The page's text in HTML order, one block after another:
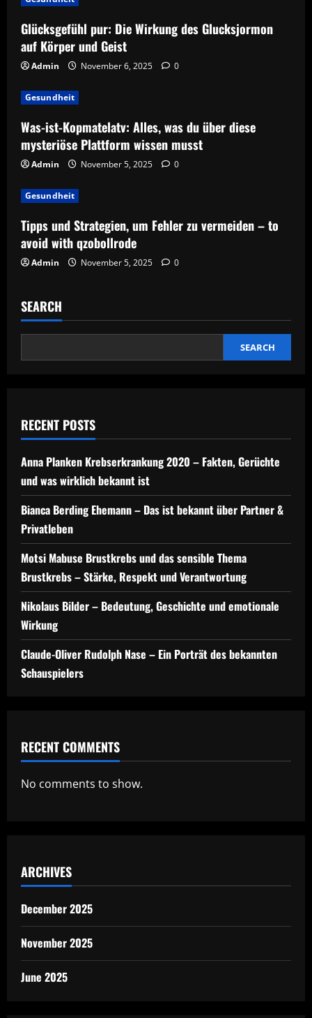
Glücksgefühl pur: Die Wirkung des Glucksjormon
auf Körper und Geist
Admin November 6, 2025 0
Gesundheit
Was-ist-Kopmatelatv: Alles, was du über diese
mysteriöse Plattform wissen musst
Admin November 5, 2025 0
Gesundheit
Tipps und Strategien, um Fehler zu vermeiden – to
avoid with qzobollrode
Admin November 5, 2025 0
SEARCH
SEARCH
RECENT POSTS
Anna Planken Krebserkrankung 2020 – Fakten, Gerüchte
und was wirklich bekannt ist
Bianca Berding Ehemann – Das ist bekannt über Partner &
Privatleben
Motsi Mabuse Brustkrebs und das sensible Thema
Brustkrebs – Stärke, Respekt und Verantwortung
Nikolaus Bilder – Bedeutung, Geschichte und emotionale
Wirkung
Claude-Oliver Rudolph Nase – Ein Porträt des bekannten
Schauspielers
RECENT COMMENTS
No comments to show.
ARCHIVES
December 2025
November 2025
June 2025